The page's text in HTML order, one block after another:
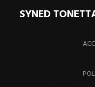
SYNED
au